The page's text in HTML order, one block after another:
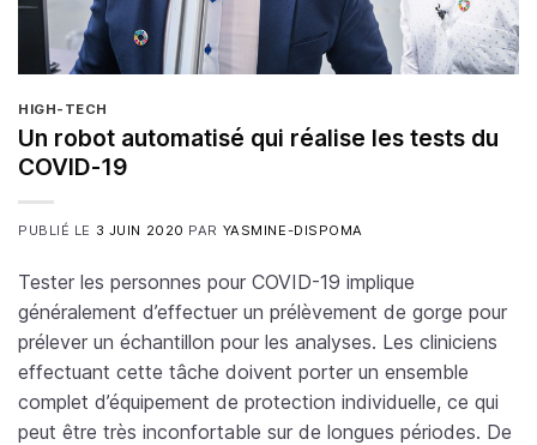
HIGH-TECH
Un robot automatisé qui réalise les tests du
COVID-19
PUBLIÉ LE 3 JUIN 2020 PAR YASMINE-DISPOMA
Tester les personnes pour COVID-19 implique
généralement d’effectuer un prélèvement de gorge pour
prélever un échantillon pour les analyses. Les cliniciens
effectuant cette tâche doivent porter un ensemble
complet d’équipement de protection individuelle, ce qui
peut être très inconfortable sur de longues périodes. De